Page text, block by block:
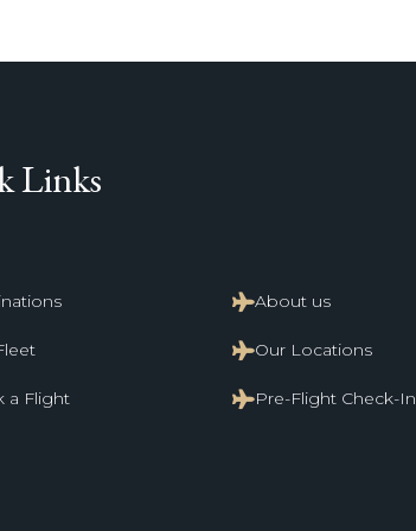
Links
a Flight
About us
Our Locations
Pre-Flight Check-In